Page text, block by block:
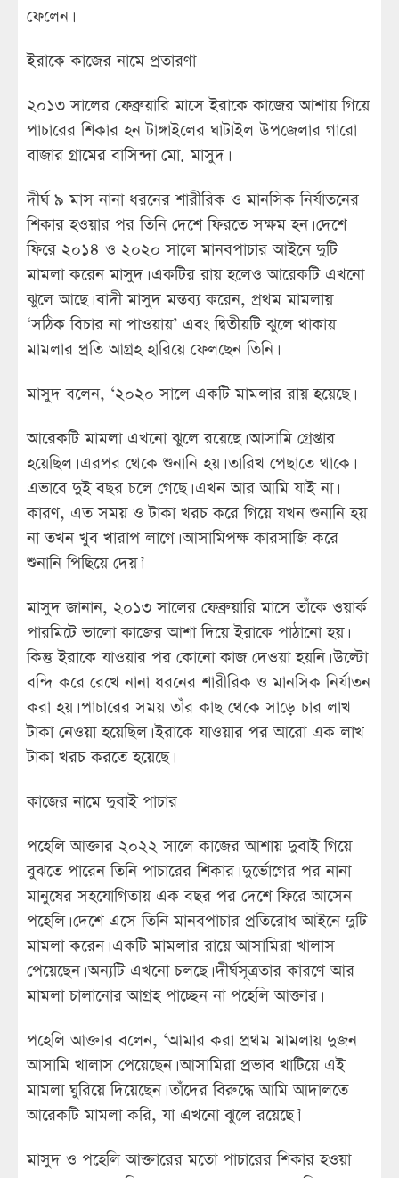
ফেলেন।
ইরাকে কাজের নামে প্রতারণা
২০১৩ সালের ফেব্রুয়ারি মাসে ইরাকে কাজের আশায় গিয়ে
পাচারের শিকার হন টাঙ্গাইলের ঘাটাইল উপজেলার গারো
বাজার গ্রামের বাসিন্দা মো. মাসুদ।
দীর্ঘ ৯ মাস নানা ধরনের শারীরিক ও মানসিক নির্যাতনের
শিকার হওয়ার পর তিনি দেশে ফিরতে সক্ষম হন। দেশে
ফিরে ২০১৪ ও ২০২০ সালে মানবপাচার আইনে দুটি
মামলা করেন মাসুদ। একটির রায় হলেও আরেকটি এখনো
ঝুলে আছে। বাদী মাসুদ মন্তব্য করেন, প্রথম মামলায়
‘সঠিক বিচার না পাওয়ায়’ এবং দ্বিতীয়টি ঝুলে থাকায়
মামলার প্রতি আগ্রহ হারিয়ে ফেলছেন তিনি।
মাসুদ বলেন, ‘২০২০ সালে একটি মামলার রায় হয়েছে।
আরেকটি মামলা এখনো ঝুলে রয়েছে। আসামি গ্রেপ্তার
হয়েছিল। এরপর থেকে শুনানি হয়। তারিখ পেছাতে থাকে।
এভাবে দুই বছর চলে গেছে। এখন আর আমি যাই না।
কারণ, এত সময় ও টাকা খরচ করে গিয়ে যখন শুনানি হয়
না তখন খুব খারাপ লাগে। আসামিপক্ষ কারসাজি করে
শুনানি পিছিয়ে দেয়।’
মাসুদ জানান, ২০১৩ সালের ফেব্রুয়ারি মাসে তাঁকে ওয়ার্ক
পারমিটে ভালো কাজের আশা দিয়ে ইরাকে পাঠানো হয়।
কিন্তু ইরাকে যাওয়ার পর কোনো কাজ দেওয়া হয়নি। উল্টো
বন্দি করে রেখে নানা ধরনের শারীরিক ও মানসিক নির্যাতন
করা হয়। পাচারের সময় তাঁর কাছ থেকে সাড়ে চার লাখ
টাকা নেওয়া হয়েছিল। ইরাকে যাওয়ার পর আরো এক লাখ
টাকা খরচ করতে হয়েছে।
কাজের নামে দুবাই পাচার
পহেলি আক্তার ২০২২ সালে কাজের আশায় দুবাই গিয়ে
বুঝতে পারেন তিনি পাচারের শিকার। দুর্ভোগের পর নানা
মানুষের সহযোগিতায় এক বছর পর দেশে ফিরে আসেন
পহেলি। দেশে এসে তিনি মানবপাচার প্রতিরোধ আইনে দুটি
মামলা করেন। একটি মামলার রায়ে আসামিরা খালাস
পেয়েছেন। অন্যটি এখনো চলছে। দীর্ঘসূত্রতার কারণে আর
মামলা চালানোর আগ্রহ পাচ্ছেন না পহেলি আক্তার।
পহেলি আক্তার বলেন, ‘আমার করা প্রথম মামলায় দুজন
আসামি খালাস পেয়েছেন। আসামিরা প্রভাব খাটিয়ে এই
মামলা ঘুরিয়ে দিয়েছেন। তাঁদের বিরুদ্ধে আমি আদালতে
আরেকটি মামলা করি, যা এখনো ঝুলে রয়েছে।’
মাসুদ ও পহেলি আক্তারের মতো পাচারের শিকার হওয়া